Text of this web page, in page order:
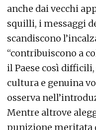
anche dai vecchi
squilli, i messaggi
scandiscono
“contribuiscono a
il Paese così
cultura e genuina
osserva
Mentre altrove
punizione meritata